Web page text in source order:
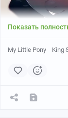
Показать
My Little Pony King